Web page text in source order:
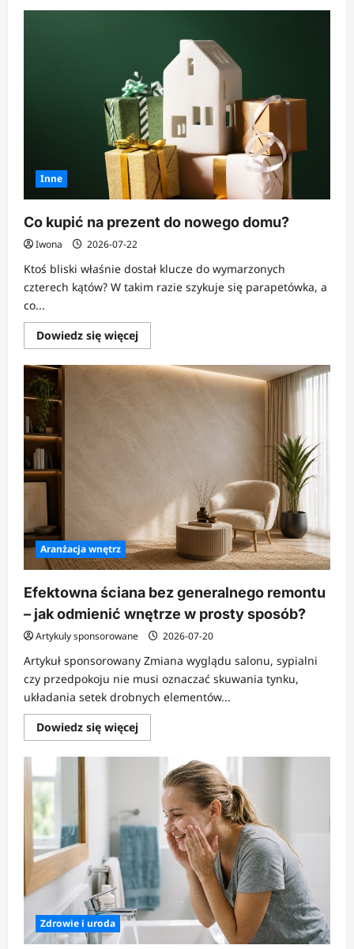
o
zorganizować
marzeń
i
nie
pójść
z
torbami?
Inne
Co kupić na prezent do nowego domu?
Iwona 2026-07-22
Ktoś bliski właśnie dostał klucze do wymarzonych
czterech kątów? W takim razie szykuje się parapetówka, a
co...
Dowiedz się więcejDowiedz
się
o
domu?
Aranżacja wnętrz
Efektowna ściana bez generalnego remontu
– jak odmienić wnętrze w prosty sposób?
Artykuly sponsorowane 2026-07-20
Artykuł sponsorowany Zmiana wyglądu salonu, sypialni
czy przedpokoju nie musi oznaczać skuwania tynku,
układania setek drobnych elementów...
Dowiedz się więcejDowiedz
się
o
Efektowna
ściana
generalnego
remontu
–
jak
odmienić
wnętrze
w
prosty
sposób?
Zdrowie i uroda